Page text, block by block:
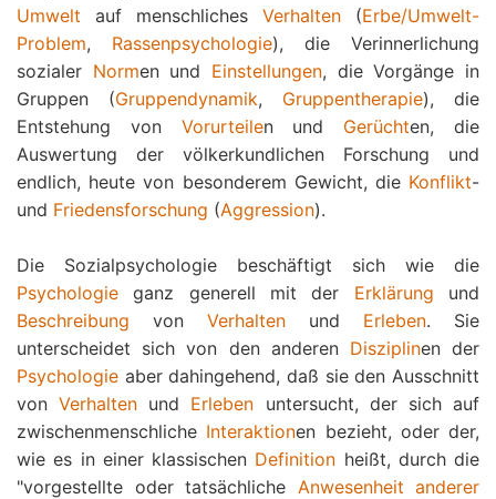
Umwelt auf menschliches Verhalten (Erbe/Umwelt-
Problem, Rassenpsychologie), die Verinnerlichung
sozialer Normen und Einstellungen, die Vorgänge in
Gruppen (Gruppendynamik, Gruppentherapie), die
Entstehung von Vorurteilen und Gerüchten, die
Auswertung der völkerkundlichen Forschung und
endlich, heute von besonderem Gewicht, die Konflikt-
und Friedensforschung (Aggression).
Die Sozialpsychologie beschäftigt sich wie die
Psychologie ganz generell mit der Erklärung und
Beschreibung von Verhalten und Erleben. Sie
unterscheidet sich von den anderen Disziplinen der
Psychologie aber dahingehend, daß sie den Ausschnitt
vonVerhalten und Erleben untersucht, der sich auf
zwischenmenschliche Interaktionen bezieht, oder der,
wie es in einer klassischen Definition heißt, durch die
"vorgestellte oder tatsächliche Anwesenheit anderer